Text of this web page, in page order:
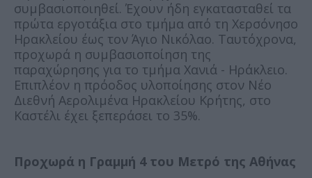
συμβασιοποιηθεί. Έχουν ήδη εγκατασταθεί τα
πρώτα εργοτάξια στο τμήμα από τη Χερσόνησο
Ηρακλείου έως τον Άγιο Νικόλαο. Ταυτόχρονα,
προχωρά η συμβασιοποίηση της
παραχώρησης για το τμήμα Χανιά - Ηράκλειο.
Επιπλέον η πρόοδος υλοποίησης στον Νέο
Διεθνή Αερολιμένα Ηρακλείου Κρήτης, στο
Καστέλι έχει ξεπεράσει το 35%.
Προχωρά η Γραμμή 4 του Μετρό της Αθήνας